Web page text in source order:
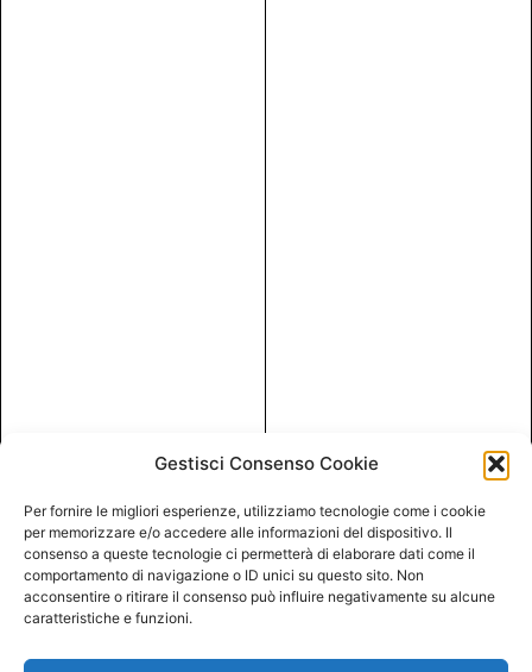
Gestisci Consenso Cookie
Per fornire le migliori esperienze, utilizziamo tecnologie come i cookie
per memorizzare e/o accedere alle informazioni del dispositivo. Il
consenso a queste tecnologie ci permetterà di elaborare dati come il
comportamento di navigazione o ID unici su questo sito. Non
acconsentire o ritirare il consenso può influire negativamente su alcune
caratteristiche e funzioni.